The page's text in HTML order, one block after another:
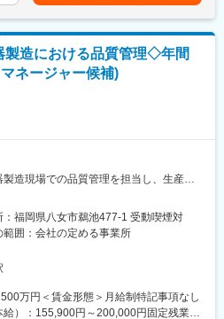
締結などを推進し、バイオ医薬等の画
し、日本発のグローバル・スペシャリ
目指しています
業務
ているため、海外向けの英語の書類やメ
がございます。
ップ級を誇ります。海外の売上比率が
ル企業としての側面も備えています。
を迎えた当社の社外取締役には、2001
賞した野依教授などが名を連ねます。
などに香りと風味を付与するフレーバ
どといった製品に使用される香りを作
品中間体や触媒、写真工業薬と有機電
るファインケミカル事業の4つで構成さ
事業やフレグランス事業で扱う香料は、
ことが多く、生活を彩るために欠かせ
製造における品質管理◇年間
ネージャー候補)
造現場での品質管理を担当し、生産管
工程表の作成、QMS、GQP業務
不良があった場合の原因究明と改善等。
画書、生産体制、システムを構築、整
：福岡県八女市鵜池477-1 受動喫煙対
囲：会社の定める事業所
万円＜賃金形態＞月給制特記事項なし
給）：155,900円～200,000円固定残業手